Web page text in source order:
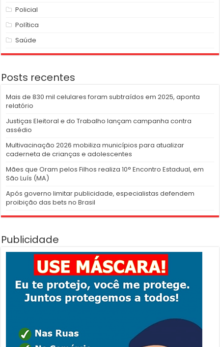
Policial
Política
Saúde
Posts recentes
Mais de 830 mil celulares foram subtraídos em 2025, aponta
relatório
Justiças Eleitoral e do Trabalho lançam campanha contra
assédio
Multivacinação 2026 mobiliza municípios para atualizar
caderneta de crianças e adolescentes
Mães que Oram pelos Filhos realiza 10° Encontro Estadual, em
São Luís (MA)
Após governo limitar publicidade, especialistas defendem
proibição das bets no Brasil
Publicidade